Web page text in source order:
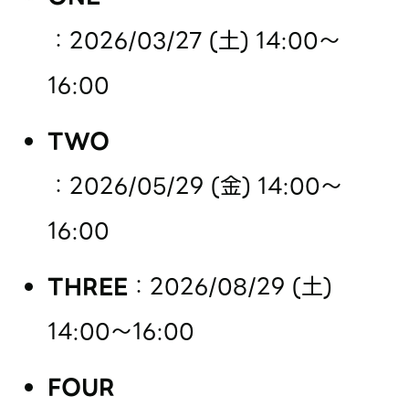
：2026/03/27 (土) 14:00～
16:00
TWO
：2026/05/29 (金) 14:00～
16:00
THREE ：2026/08/29 (土)
14:00～16:00
FOUR